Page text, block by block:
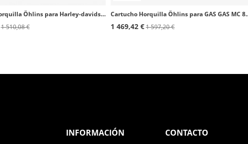
Cartucho Horquilla Öhlins para Harley-davidson Pan America (21-25) FKA 119
1 510,08 €
Cartucho Horquilla Öhlins para
1 469,42 €1 597,20 €
INFORMACIÓN CONTACTO